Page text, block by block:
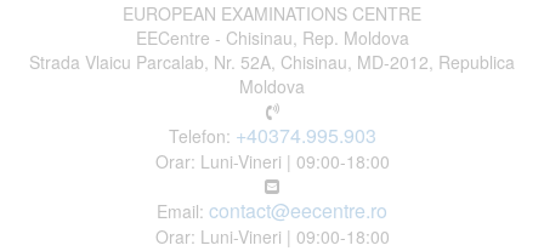
EUROPEAN EXAMINATIONS CENTRE
EECentre - Chisinau, Rep. Moldova
Strada Vlaicu Parcalab, Nr. 52A, Chisinau, MD-2012, Republica
Moldova
Telefon: +40374.995.903
Orar: Luni-Vineri | 09:00-18:00
Email: contact@eecentre.ro
Orar: Luni-Vineri | 09:00-18:00